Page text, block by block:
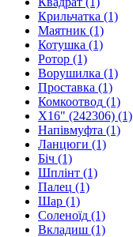
Крильчатка (1)
Маятник (1)
Котушка (1)
Ротор (1)
Ворушилка (1)
Проставка (1)
Комкоотвод (1)
X16" (242306) (1)
Напівмуфта (1)
Ланцюги (1)
Біч (1)
Шплінт (1)
Палец (1)
Шар (1)
Соленоїд (1)
Вкладиш (1)